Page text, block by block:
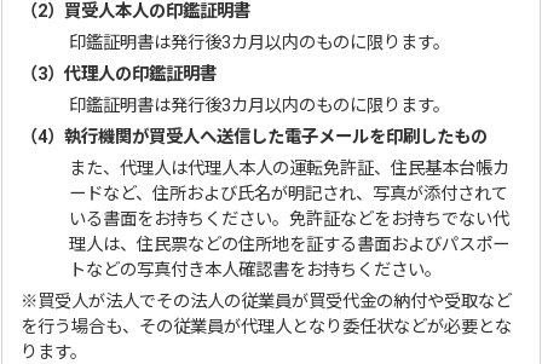
（2）買受人本人の印鑑証明書
印鑑証明書は発行後3カ月以内のものに限ります。
（3）代理人の印鑑証明書
印鑑証明書は発行後3カ月以内のものに限ります。
（4）執行機関が買受人へ送信した電子メールを印刷したもの
また、代理人は代理人本人の運転免許証、住民基本台帳カ
ードなど、住所および氏名が明記され、写真が添付されて
いる書面をお持ちください。免許証などをお持ちでない代
理人は、住民票などの住所地を証する書面およびパスポー
トなどの写真付き本人確認書をお持ちください。
※買受人が法人でその法人の従業員が買受代金の納付や受取など
を行う場合も、その従業員が代理人となり委任状などが必要とな
ります。